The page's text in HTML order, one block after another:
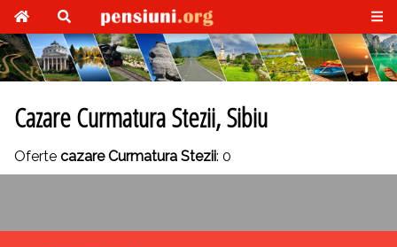
Cazare Curmatura Stezii, Sibiu
Oferte cazare Curmatura Stezii: 0